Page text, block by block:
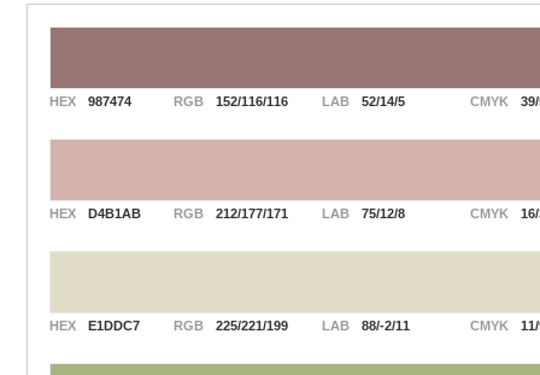
HEX 987474 RGB 152/116/116 LAB 52/14/5 CMYK
HEX D4B1AB RGB 212/177/171 LAB 75/12/8 CMYK
HEX E1DDC7 RGB 225/221/199 LAB 88/-2/11 CMYK